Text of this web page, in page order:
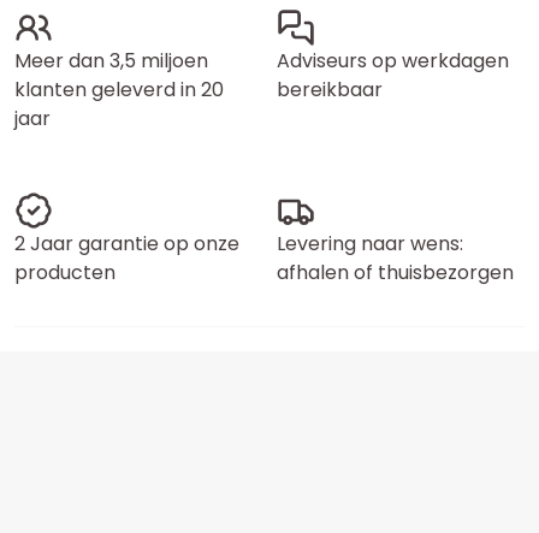
Meer dan 3,5 miljoen
klanten geleverd in 20
jaar
Adviseurs op werkdagen
bereikbaar
2 Jaar garantie op onze
producten
Levering naar wens:
afhalen of thuisbezorgen